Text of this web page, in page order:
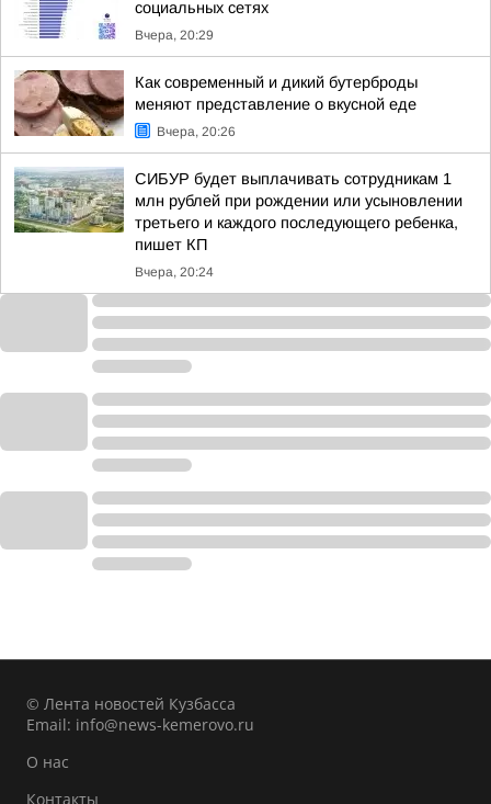
социальных сетях
Вчера, 20:29
Как современный и дикий бутерброды
меняют представление о вкусной еде
Вчера, 20:26
СИБУР будет выплачивать сотрудникам 1
млн рублей при рождении или усыновлении
третьего и каждого последующего ребенка,
пишет КП
Вчера, 20:24
© Лента новостей Кузбасса
Email: info@news-kemerovo.ru
О нас
Контакты